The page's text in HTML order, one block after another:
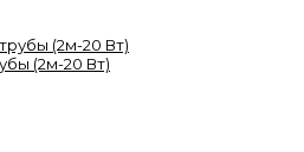
(2м-20 Вт)